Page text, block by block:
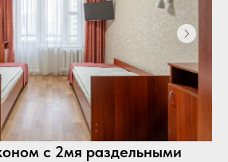
с 2мя раздельными